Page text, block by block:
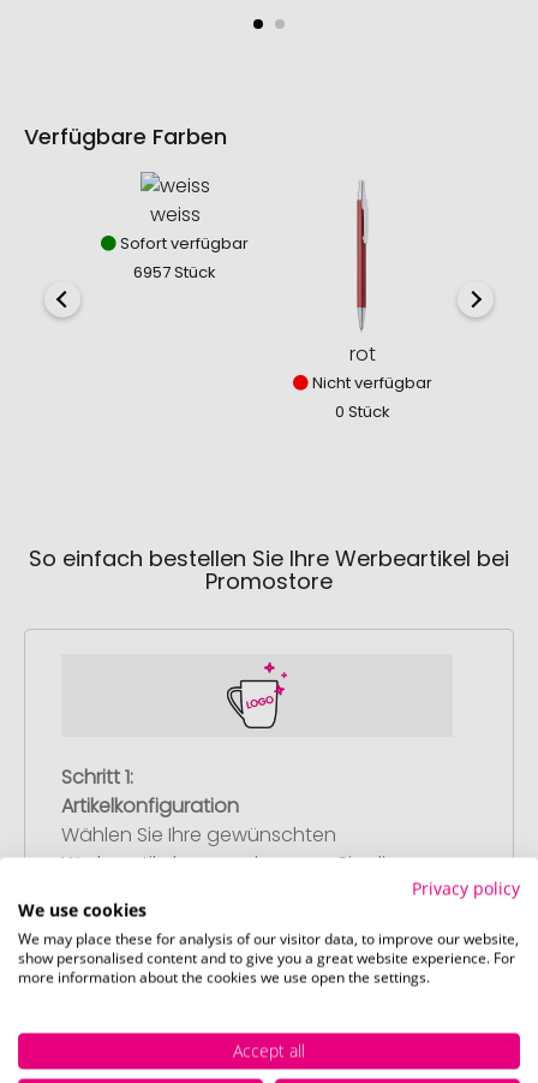
Verfügbare Farben
weiss
Sofort verfügbar
6957 Stück
rot
Nicht verfügbar
0 Stück
So einfach bestellen Sie Ihre Werbeartikel bei
Promostore
Schritt 1:
Artikelkonfiguration
Wählen Sie Ihre gewünschten
Werbeartikel aus und passen Sie diese
Anschließend legen Sie die konfigurierten
Artikel in Ihren Warenkorb.
Privacy policy
We use cookies
We may place these for analysis of our visitor data, to improve our website,
show personalised content and to give you a great website experience. For
more information about the cookies we use open the settings.
Accept all